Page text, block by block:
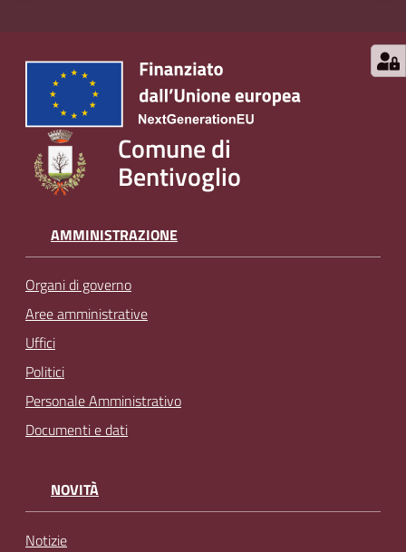
Comune di
Bentivoglio
AMMINISTRAZIONE
Organi di governo
Aree amministrative
Uffici
Politici
Personale Amministrativo
Documenti e dati
NOVITÀ
Notizie